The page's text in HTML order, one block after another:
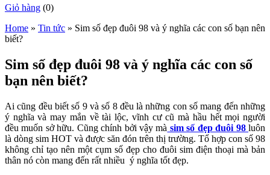
Giỏ hàng (0)
Home » Tin tức » Sim số đẹp đuôi 98 và ý nghĩa các con số bạn nên
biết?
Sim số đẹp đuôi 98 và ý nghĩa các con số
bạn nên biết?
Ai cũng đều biết số 9 và số 8 đều là những con số mang đến những
ý nghĩa và may mắn về tài lộc, vĩnh cư cũ mà hầu hết mọi người
đều muốn sở hữu. Cũng chính bởi vậy mà sim số đẹp đuôi 98luôn
là dòng sim HOT và được săn đón trên thị trường. Tổ hợp con số 98
không chỉ tạo nên một cụm số đẹp cho đuôi sim điện thoại mà bản
thân nó còn mang đến rất nhiều ý nghĩa tốt đẹp.